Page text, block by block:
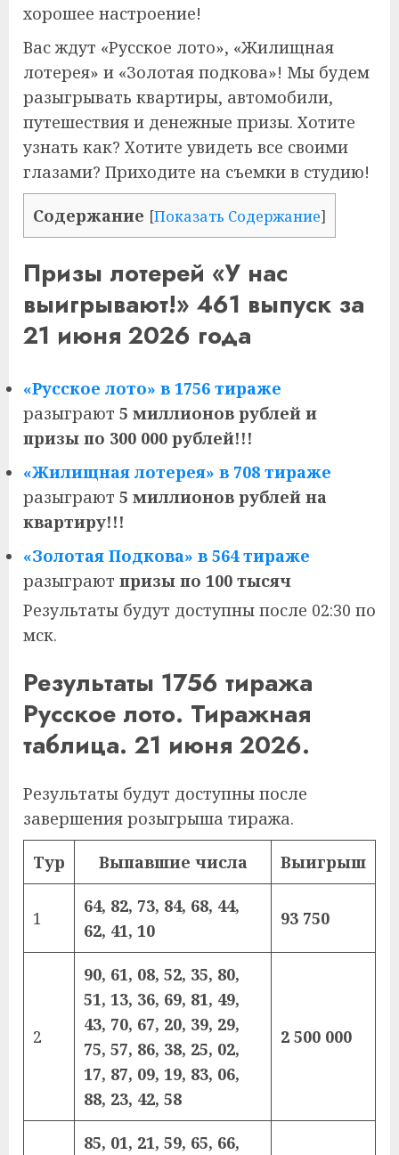
хорошее настроение!
Вас ждут «Русское лото», «Жилищная
лотерея» и «Золотая подкова»! Мы будем
разыгрывать квартиры, автомобили,
путешествия и денежные призы. Хотите
узнать как? Хотите увидеть все своими
глазами? Приходите на съемки в студию!
Содержание [Показать Содержание]
Призы лотерей «У нас
выигрывают!» 461 выпуск за
21 июня 2026 года
«Русское лото» в 1756 тираже
разыграют 5 миллионов рублей и
призы по 300 000 рублей!!!
«Жилищная лотерея» в 708 тираже
разыграют 5 миллионов рублей на
квартиру!!!
«Золотая Подкова» в 564 тираже
разыграют призы по 100 тысяч
Результаты будут доступны после 02:30 по
мск.
Результаты 1756 тиража
Русское лото. Тиражная
таблица. 21 июня 2026.
Результаты будут доступны после
завершения розыгрыша тиража.
Тур Выпавшие числа Выигрыш
1
64, 82, 73, 84, 68, 44,
62, 41, 10
93 750
2
90, 61, 08, 52, 35, 80,
51, 13, 36, 69, 81, 49,
43, 70, 67, 20, 39, 29,
75, 57, 86, 38, 25, 02,
17, 87, 09, 19, 83, 06,
88, 23, 42, 58
2 500 000
85, 01, 21, 59, 65, 66,